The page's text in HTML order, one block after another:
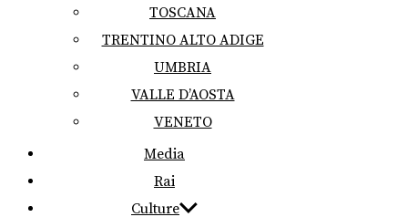
TOSCANA
TRENTINO ALTO ADIGE
UMBRIA
VALLE D’AOSTA
VENETO
Media
Rai
Culture